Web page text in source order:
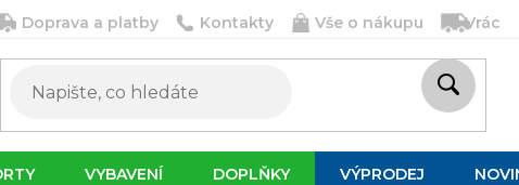
Doprava a platby Kontakty Vše o nákupu
VYBAVENÍ DOPLŇKY VÝPRODEJ